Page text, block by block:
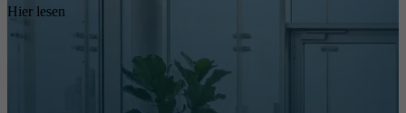
Hier lesen